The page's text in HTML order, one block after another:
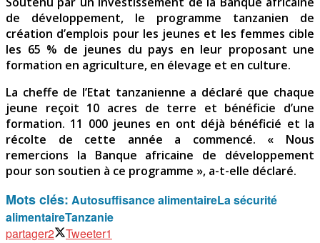
de développement, le programme tanzanien de
création d’emplois pour les jeunes et les femmes cible
les 65 % de jeunes du pays en leur proposant une
formation en agriculture, en élevage et en culture.
La cheffe de l’Etat tanzanienne a déclaré que chaque
jeune reçoit 10 acres de terre et bénéficie d’une
formation. 11 000 jeunes en ont déjà bénéficié et la
récolte de cette année a commencé. « Nous
remercions la Banque africaine de développement
pour son soutien à ce programme », a-t-elle déclaré.
Mots clés: Autosuffisance alimentaireLa sécurité
alimentaireTanzanie
partager2 Tweeter1